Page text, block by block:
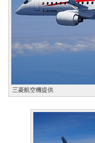
三菱航空機提供